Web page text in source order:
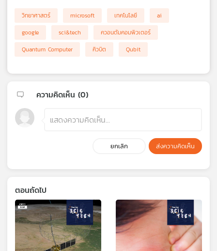
วิทยาศาสตร์ microsoft เทคโนโลยี
ai
google
sci&tech
ควอนตัมคอมพิวเตอร์
Quantum Computer
คิวบิต Qubit
ความคิดเห็น (0)
ยกเลิก ส่งความคิดเห็น
ตอนถัดไป